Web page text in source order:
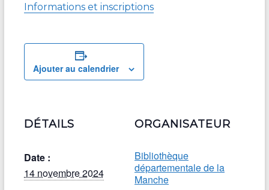
Informations et inscriptions
Ajouter au calendrier
DÉTAILS
Date :
14 novembre 2024
ORGANISATEUR
Bibliothèque
départementale de la
Manche